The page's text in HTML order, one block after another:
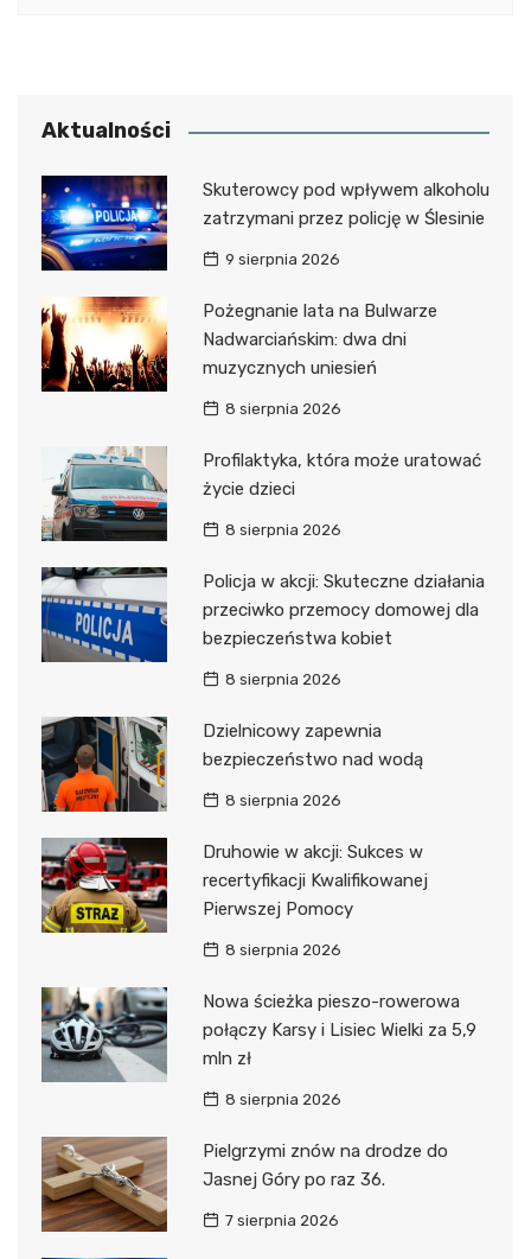
Aktualności
Skuterowcy pod wpływem alkoholu
zatrzymani przez policję w Ślesinie
9 sierpnia 2026
Pożegnanie lata na Bulwarze
Nadwarciańskim: dwa dni
muzycznych uniesień
8 sierpnia 2026
Profilaktyka, która może uratować
życie dzieci
8 sierpnia 2026
Policja w akcji: Skuteczne działania
przeciwko przemocy domowej dla
bezpieczeństwa kobiet
8 sierpnia 2026
Dzielnicowy zapewnia
bezpieczeństwo nad wodą
8 sierpnia 2026
Druhowie w akcji: Sukces w
recertyfikacji Kwalifikowanej
Pierwszej Pomocy
8 sierpnia 2026
Nowa ścieżka pieszo-rowerowa
połączy Karsy i Lisiec Wielki za 5,9
mln zł
8 sierpnia 2026
Pielgrzymi znów na drodze do
Jasnej Góry po raz 36.
7 sierpnia 2026